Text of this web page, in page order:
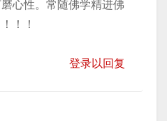
心性。常随佛学精进佛
！！
登录以回复